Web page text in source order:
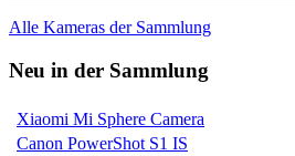
Alle Kameras der Sammlung
Neu in der Sammlung
Xiaomi Mi Sphere Camera
Canon PowerShot S1 IS